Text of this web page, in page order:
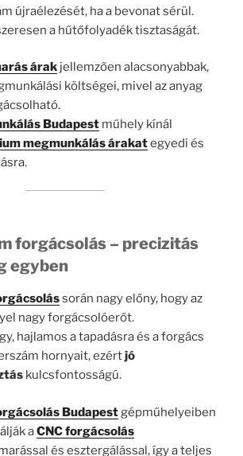
újraélezését, ha a bevonat sérül.
a hűtőfolyadék tisztaságát.
árak jellemzően alacsonyabbak,
költségei, mivel az anyag
Budapest műhely kínál
megmunkálás árakategyedi és
forgácsolás – precizitás
egyben
során nagy előny, hogy az
nagy forgácsolóerőt.
hajlamos a tapadásra és a forgács
hornyait, ezértjó
kulcsfontosságú.
Budapestgépműhelyeiben
aCNC forgácsolás
és esztergálással, így a teljes